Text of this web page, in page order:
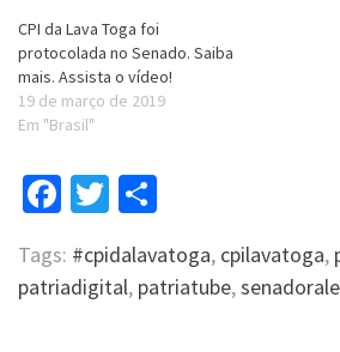
CPI da Lava Toga foi
protocolada no Senado. Saiba
mais. Assista o vídeo!
19 de março de 2019
Em "Brasil"
Facebook
Twitter
Tags: #cpidalavatoga, cpilavatoga,
patriadigital, patriatube,